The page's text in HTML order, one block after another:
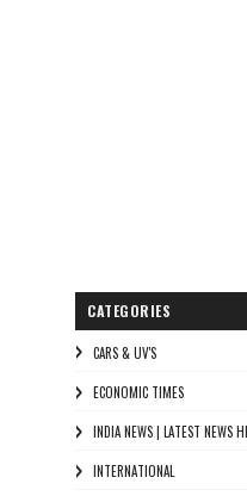
CATEGORIES
CARS & UV'S
ECONOMIC TIMES
INDIA NEWS | LATEST NEWS
INTERNATIONAL